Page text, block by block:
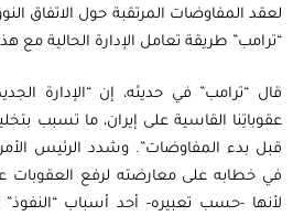
لعقد المفاوضات المرتقبة حول الاتفاق
“ترامب” طريقة تعامل الإدارة الحالية مع
قال “ترامب” في حديثه، إن “الإدارة
عقوباتِنا القاسية على إيران، ما تسبب
قبل بدء المفاوضات”. وشدد الرئيس
في خطابه على معارضته لرفع العقوبات
لأنها -حسب تعبيره- أحد أسباب “النفوذ”